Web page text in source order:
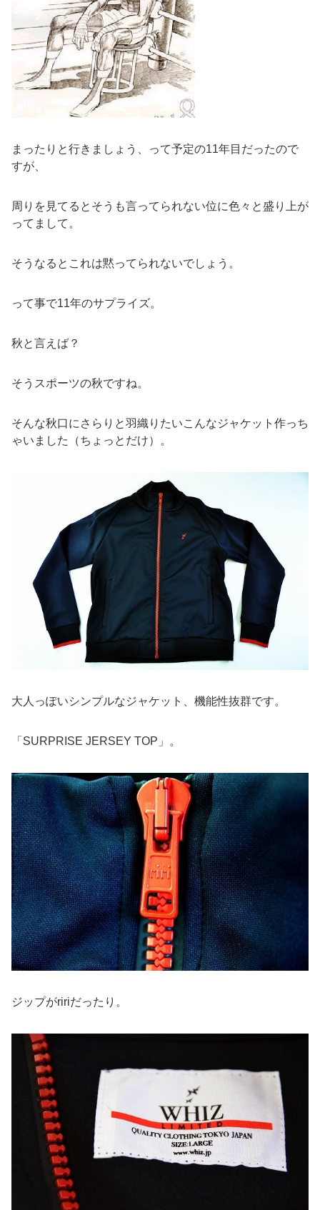
まったりと行きましょう、って予定の11年目だったので
すが、
周りを見てるとそうも言ってられない位に色々と盛り上が
ってまして。
そうなるとこれは黙ってられないでしょう。
って事で11年のサプライズ。
秋と言えば？
そうスポーツの秋ですね。
そんな秋口にさらりと羽織りたいこんなジャケット作っち
ゃいました（ちょっとだけ）。
大人っぽいシンプルなジャケット、機能性抜群です。
「SURPRISE JERSEY TOP」。
ジップがririだったり。